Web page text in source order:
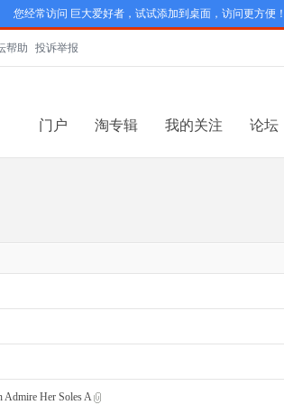
您经常访问 巨大爱好者，试试添加到桌面，访问更方便！
帮助 投诉举报
门户 淘专辑 我的关注 论坛
Admire Her Soles A